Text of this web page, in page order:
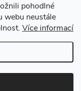
pohodlné
webu neustále
Více informací
vyhrazena.Upravit